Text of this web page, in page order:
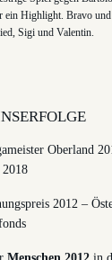
ein Highlight. Bravo
Sigi und Valentin.
Oberland
2012 –